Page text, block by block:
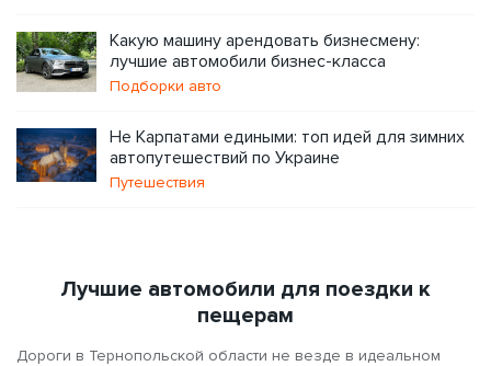
Какую машину арендовать бизнесмену:
лучшие автомобили бизнес-класса
Подборки авто
Не Карпатами едиными: топ идей для зимних
автопутешествий по Украине
Путешествия
Лучшие автомобили для поездки к
пещерам
Дороги в Тернопольской области не везде в идеальном